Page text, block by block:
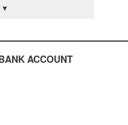
▼
ACCOUNT